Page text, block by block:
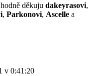
děkuju dakeyrasovi,
, Parkonovi, Ascelle a
v 0:41:20